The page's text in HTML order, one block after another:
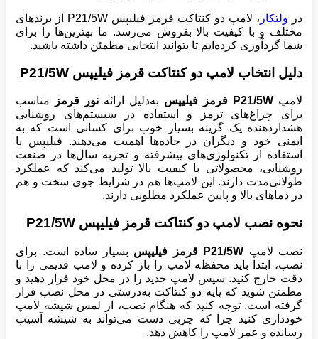
در ولتکار
، لامپ دو کنتاکت قرمز فیلیپس P21/5W از برندهای
مختلف و با کیفیت بالا بفروش می‌رسد. ما بهترین‌ها را برای
شما گردآوری کرده‌ایم تا بتوانید انتخابی مطمئن داشته باشید.
دلیل انتخاب لامپ دو کنتاکت قرمز فیلیپس P21/5W
لامپ P21/5W قرمز فیلیپس به‌دلیل ارائه نور قرمز
مناسب
برای چراغ‌های ترمز و استفاده در سیستم‌های روشنایی
هشداردهنده یک گزینه بسیار خوب برای کسانی است که به
ایمنی خود و دیگران در جاده‌ها اهمیت می‌دهند. فیلیپس با
استفاده از تکنولوژی‌های پیشرفته و تجربه سال‌ها در صنعت
روشنایی، محصولاتی با کیفیت بالا تولید می‌کند که عملکرد
طولانی‌مدت دارند. این لامپ‌ها هم در شرایط جوی سخت و هم
در دماهای بالا و پایین عملکرد مطلوبی دارند.
نحوه نصب لامپ دو کنتاکت قرمز فیلیپس P21/5W
نصب لامپ P21/5W قرمز فیلیپس
بسیار ساده است. برای
نصب، ابتدا باید محفظه لامپ را باز کرده و لامپ قدیمی را با
دقت خارج کنید. سپس لامپ جدید را در محل خود قرار دهید و
مطمئن شوید که پایه دو کنتاکت به‌درستی در محل نصب قرار
گرفته است. توجه کنید که هنگام نصب، از لمس شیشه لامپ
خودداری کنید چرا که چربی دست می‌تواند به شیشه آسیب
رسانده و عمر لامپ را کاهش دهد.